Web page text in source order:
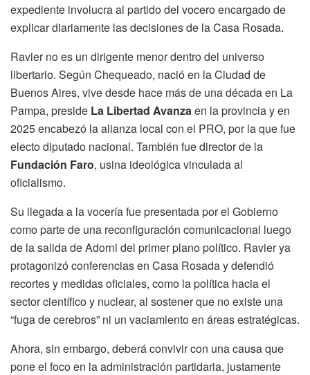
expediente involucra al partido del vocero encargado de
explicar diariamente las decisiones de la Casa Rosada.
Ravier no es un dirigente menor dentro del universo
libertario. Según Chequeado, nació en la Ciudad de
Buenos Aires, vive desde hace más de una década en La
Pampa, preside La Libertad Avanzaen la provincia y en
2025 encabezó la alianza local con el PRO, por la que fue
electo diputado nacional. También fue director de la
Fundación Faro, usina ideológica vinculada al
oficialismo.
Su llegada a la vocería fue presentada por el Gobierno
como parte de una reconfiguración comunicacional luego
de la salida de Adorni del primer plano político. Ravier ya
protagonizó conferencias en Casa Rosada y defendió
recortes y medidas oficiales, como la política hacia el
sector científico y nuclear, al sostener que no existe una
“fuga de cerebros” ni un vaciamiento en áreas estratégicas.
Ahora, sin embargo, deberá convivir con una causa que
pone el foco en la administración partidaria, justamente